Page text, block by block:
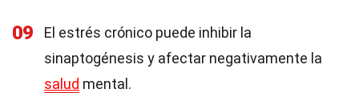
09
El estrés crónico puede inhibir la
sinaptogénesis y afectar negativamente la
salud mental.